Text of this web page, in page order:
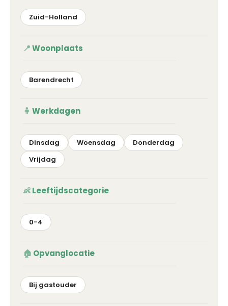
Zuid-Holland
Woonplaats
Barendrecht
Werkdagen
Dinsdag Woensdag
Donderdag
Vrijdag
Leeftijdscategorie
0-4
Opvanglocatie
Bij gastouder